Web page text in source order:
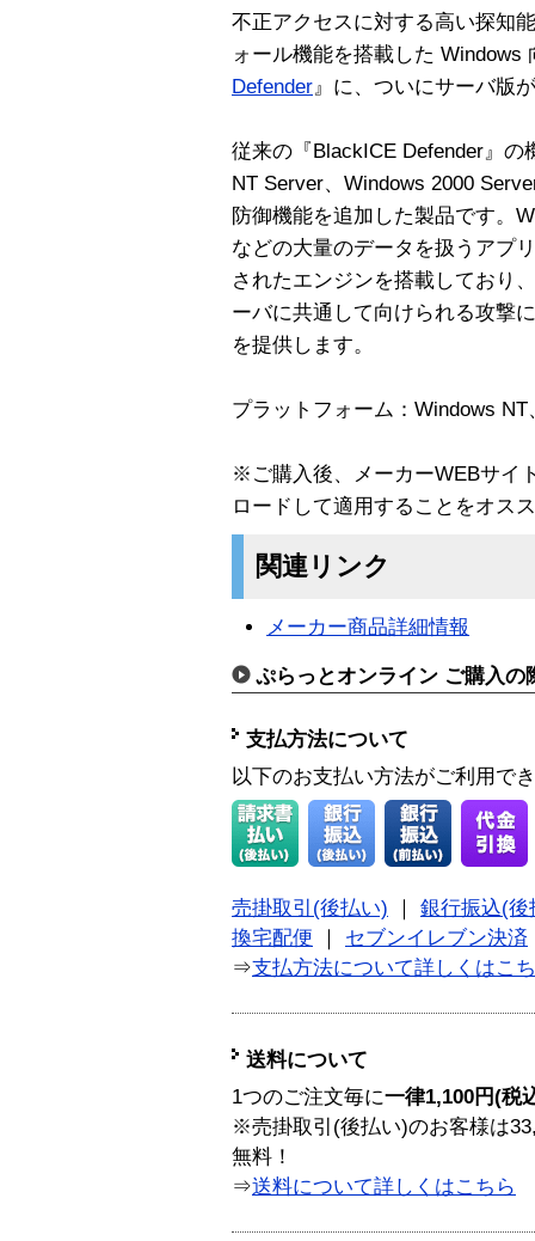
不正アクセスに対する高い探知
ォール機能を搭載した Windows
Defender 』に、ついにサーバ版
従来の『BlackICE Defender』
NT Server、Windows 2000
防御機能を追加した製品です。
などの大量のデータを扱うアプ
されたエンジンを搭載しており
ーバに共通して向けられる攻撃
を提供します。
プラットフォーム：Windows NT
※ご購入後、メーカーWEBサイ
ロードして適用することをオス
関連リンク
メーカー商品詳細情報
ぷらっとオンライン ご購入の
支払方法について
以下のお支払い方法がご利用で
売掛取引(後払い)
銀行振込(後
換宅配便
セブンイレブン決済
⇒支払方法について詳しくはこ
送料について
1つのご注文毎に一律1,100円(税
※売掛取引(後払い)のお客様は
無料！
⇒送料について詳しくはこちら